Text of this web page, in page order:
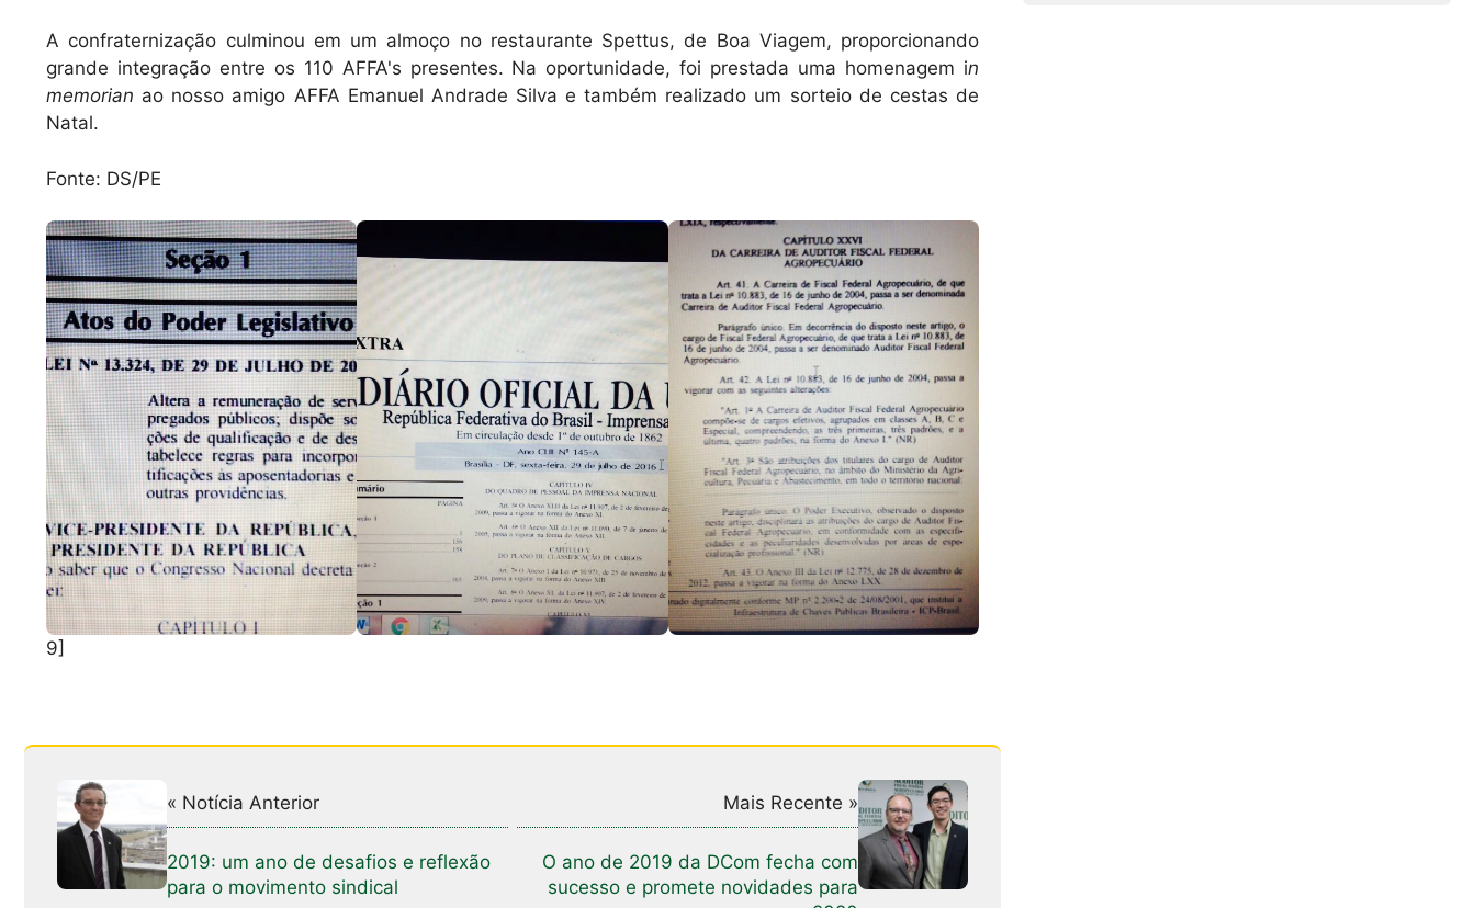
A confraternização culminou em um almoço no restaurante Spettus, de Boa Viagem, proporcionando
grande integração entre os 110 AFFA's presentes. Na oportunidade, foi prestada uma homenagem in
memorian ao nosso amigo AFFA Emanuel Andrade Silva e também realizado um sorteio de cestas de
Natal.
Fonte: DS/PE
9]
« Notícia Anterior
2019: um ano de desafios e reflexão
para o movimento sindical
Mais Recente »
O ano de 2019 da DCom fecha com
sucesso e promete novidades para